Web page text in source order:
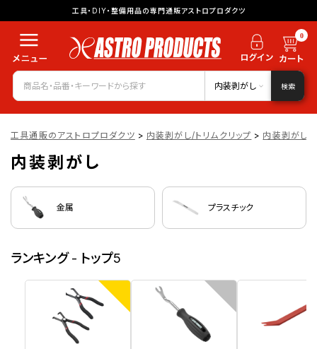
工具・DIY・整備用品の専門通販アストロプロダクツ
0
内装剥がし 検索
工具通販のアストロプロダクツ > 内装剥がし/トリムクリップ > 内装剥がし
内装剥がし
金属 プラスチック
ランキング - トップ5
1 2